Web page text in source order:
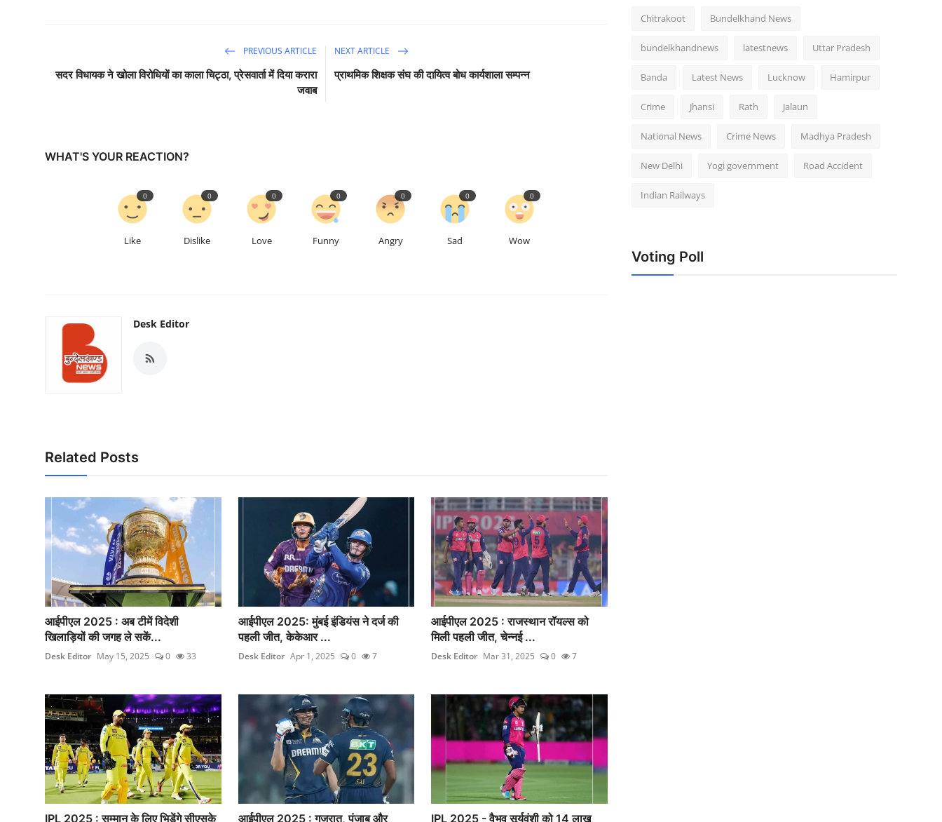
PREVIOUS ARTICLE
सदर विधायक ने खोला विरोधियों का काला चिट्ठा, प्रेसवार्ता में दिया करारा
जवाब
NEXT ARTICLE
प्राथमिक शिक्षक संघ की दायित्व बोध कार्यशाला सम्पन्न
WHAT'S YOUR REACTION?
Like
0
Dislike
0
Love
0
Funny
0
Angry
0
Sad
0
Wow
0
Desk Editor
Related Posts
आईपीएल 2025 : अब टीमें विदेशी
खिलाड़ियों की जगह ले सकें...
Desk Editor May 15, 2025 0 33
आईपीएल 2025: मुंबई इंडियंस ने दर्ज की
पहली जीत, केकेआर ...
Desk Editor Apr 1, 2025 0 7
आईपीएल 2025 : राजस्थान रॉयल्स को
मिली पहली जीत, चेन्नई ...
Desk Editor Mar 31, 2025 0 7
IPL 2025 : सम्मान के लिए भिड़ेंगे सीएसके आईपीएल 2025 : गुजरात, पंजाब और IPL 2025 - वैभव सूर्यवंशी को 14 लाख
Chitrakoot Bundelkhand News
bundelkhandnews latestnews Uttar Pradesh
Banda Latest News Lucknow Hamirpur
Crime Jhansi Rath Jalaun
National News Crime News Madhya Pradesh
New Delhi Yogi government Road Accident
Indian Railways
Voting Poll